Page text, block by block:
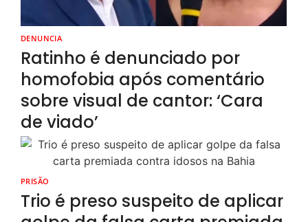
DENUNCIA
Ratinho é denunciado por
homofobia após comentário
sobre visual de cantor: ‘Cara
de viado’
PRISÃO
Trio é preso suspeito de aplicar